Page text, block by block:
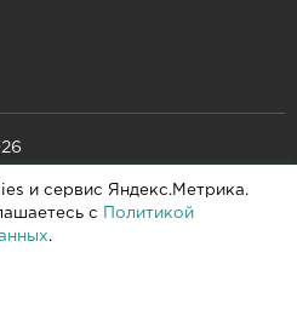
и сервис Яндекс.Метрика.
с
Политикой
.